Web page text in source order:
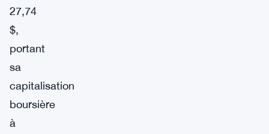
27,74
$,
portant
sa
capitalisation
boursière
à